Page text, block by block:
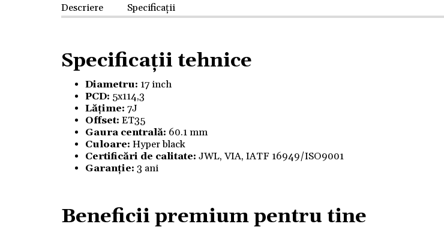
Descriere Specificații
Specificații tehnice
Diametru: 17 inch
PCD: 5x114,3
Lățime: 7J
Offset: ET35
Gaura centrală: 60.1 mm
Culoare: Hyper black
Certificări de calitate: JWL, VIA, IATF 16949/ISO9001
Garanție: 3 ani
Beneficii premium pentru tine